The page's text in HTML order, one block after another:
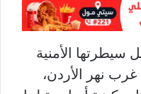
الأمنية
نهر الأردن،